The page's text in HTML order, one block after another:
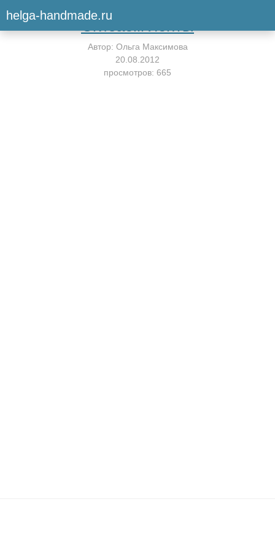
helga-handmade.ruВернуться к мастер-классу
Сгибаем ленты
Автор: Ольга Максимова
20.08.2012
просмотров: 665